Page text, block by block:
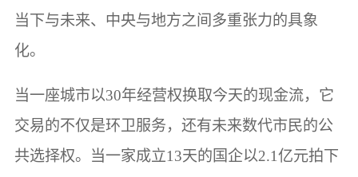
当下与未来、中央与地方之间多重张力的具象
化。
当一座城市以30年经营权换取今天的现金流，它
交易的不仅是环卫服务，还有未来数代市民的公
共选择权。当一家成立13天的国企以2.1亿元拍下